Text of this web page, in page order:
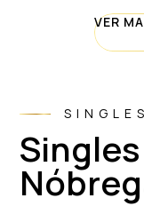
VER
SINGLES